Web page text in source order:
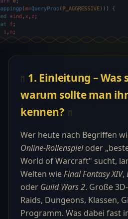
1. Einleitung – Was
warum sollte man
kennen?
Wer heute nach Begriffen
Online-Rollenspieloder
World of Warcraft" sucht,
Welten wieFinal Fantasy XIV,
oder Guild Wars 2. Große
Raids, Dungeons, Klassen,
Programm. Was dabei fast